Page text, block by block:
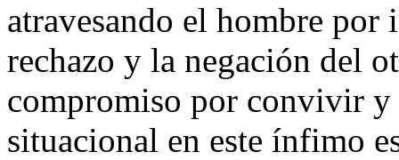
atravesando el hombre por
rechazo y la negación del
compromiso por convivir
situacional en este ínfimo